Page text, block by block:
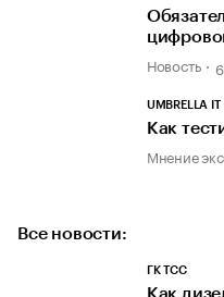
Новость
UMBRELLA IT
Как
Мнение
Все новости:
ГК ТСС